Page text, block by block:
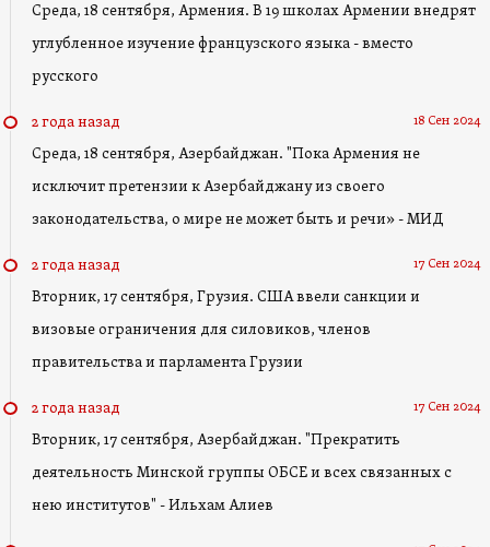
Среда, 18 сентября, Армения. В 19 школах Армении внедрят
углубленное изучение французского языка - вместо
русского
2 года назад 18 Сен 2024
Среда, 18 сентября, Азербайджан. "Пока Армения не
исключит претензии к Азербайджану из своего
законодательства, о мире не может быть и речи» - МИД
2 года назад 17 Сен 2024
Вторник, 17 сентября, Грузия. США ввели санкции и
визовые ограничения для силовиков, членов
правительства и парламента Грузии
2 года назад 17 Сен 2024
Вторник, 17 сентября, Азербайджан. "Прекратить
деятельность Минской группы ОБСЕ и всех связанных с
нею институтов" - Ильхам Алиев